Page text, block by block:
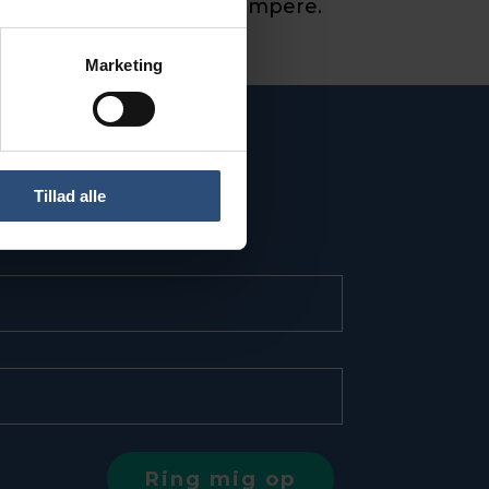
Marketing
Tillad alle
35, 50, 63, 80 og 100 ampere.
dialog.
Ring mig op